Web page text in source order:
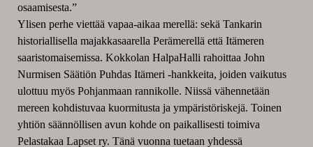
osaamisesta.”
Ylisen perhe viettää vapaa-aikaa merellä: sekä Tankarin
historiallisella majakkasaarella Perämerellä että Itämeren
saaristomaisemissa. Kokkolan HalpaHalli rahoittaa John
Nurmisen Säätiön Puhdas Itämeri -hankkeita, joiden vaikutus
ulottuu myös Pohjanmaan rannikolle. Niissä vähennetään
mereen kohdistuvaa kuormitusta ja ympäristöriskejä. Toinen
yhtiön säännöllisen avun kohde on paikallisesti toimiva
Pelastakaa Lapset ry. Tänä vuonna tuetaan yhdessä